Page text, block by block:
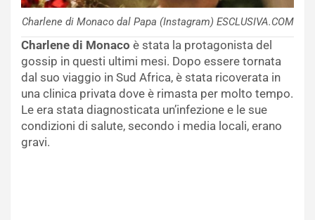
Charlene di Monaco dal Papa (Instagram) ESCLUSIVA.COM
Charlene di Monaco è stata la protagonista del
gossip in questi ultimi mesi. Dopo essere tornata
dal suo viaggio in Sud Africa, è stata ricoverata in
una clinica privata dove è rimasta per molto tempo.
Le era stata diagnosticata un’infezione e le sue
condizioni di salute, secondo i media locali, erano
gravi.